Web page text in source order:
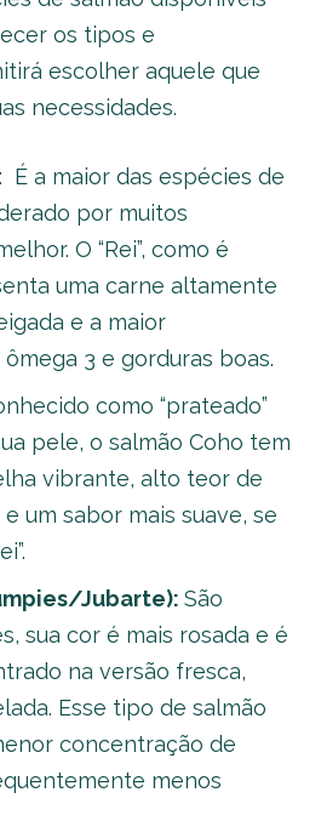
os tipos e
escolher aquele que
necessidades.
: É a maior das espécies de
por muitos
O “Rei”, como é
uma carne altamente
e a maior
3 e gorduras boas.
como “prateado”
pele, o salmão Coho tem
vibrante, alto teor de
um sabor mais suave, se
Jubarte): São
sua cor é mais rosada e é
na versão fresca,
Esse tipo de salmão
concentração de
menos